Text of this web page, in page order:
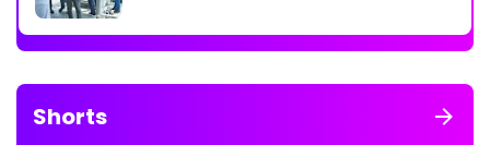
Shorts